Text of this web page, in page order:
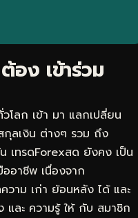
อง เข้าร่วม
โลก เข้า มา แลกเปลี่ยน
กุลเงิน ต่างๆ รวม ถึง
เทรดForexสด ยังคง เป็น
อาชีพ เนื่องจาก
าม เก่า ย้อนหลัง ได้ และ
ละ ความรู้ ให้ กับ สมาชิก